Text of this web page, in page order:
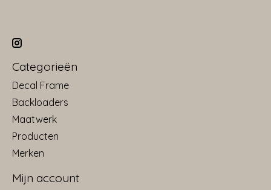
Categorieën
Decal Frame
Backloaders
Maatwerk
Producten
Merken
Mijn account